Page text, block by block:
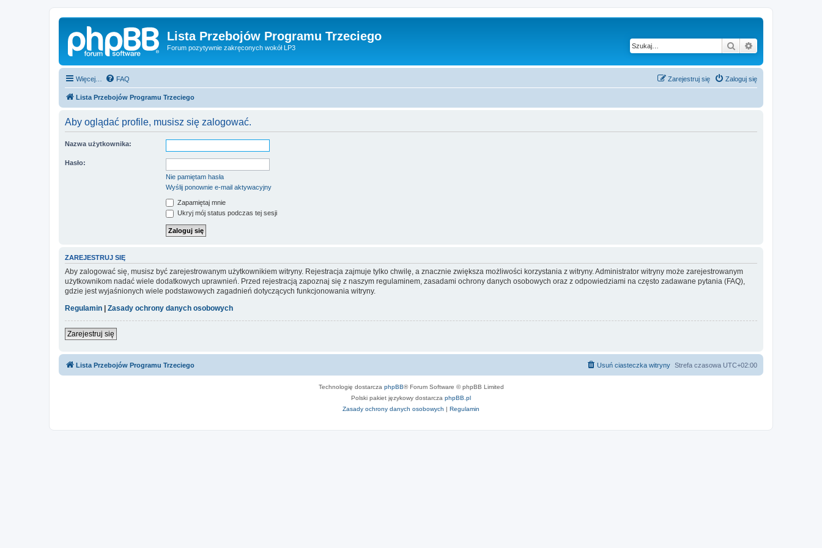
Lista Przebojów Programu Trzeciego
Forum pozytywnie zakręconych wokół LP3 Szukaj
Więcej… FAQ Zaloguj się
Zarejestruj się
Lista Przebojów Programu Trzeciego
Aby oglądać profile, musisz się zalogować.
Nazwa użytkownika:
Hasło:
Nie pamiętam hasła
Wyślij ponownie e-mail aktywacyjny
Zapamiętaj mnie
Ukryj mój status podczas tej sesji
ZAREJESTRUJ SIĘ
Aby zalogować się, musisz być zarejestrowanym użytkownikiem witryny. Rejestracja zajmuje tylko chwilę, a znacznie zwiększa możliwości korzystania z witryny. Administrator witryny może zarejestrowanym
użytkownikom nadać wiele dodatkowych uprawnień. Przed rejestracją zapoznaj się z naszym regulaminem, zasadami ochrony danych osobowych oraz z odpowiedziami na często zadawane pytania (FAQ),
gdzie jest wyjaśnionych wiele podstawowych zagadnień dotyczących funkcjonowania witryny.
Regulamin
Zasady ochrony danych osobowych
Zarejestruj się
Lista Przebojów Programu Trzeciego Strefa czasowa UTC+02:00
Usuń ciasteczka witryny
Technologię dostarcza phpBB® Forum Software © phpBB Limited
Polski pakiet językowy dostarcza phpBB.pl
Zasady ochrony danych osobowych | Regulamin